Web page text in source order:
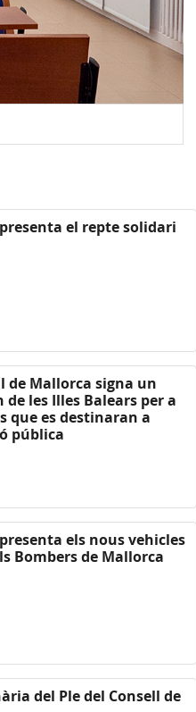
el repte solidari
de Mallorca signa un
les Illes Balears per a
que es destinaran a
pública
els nous vehicles
Bombers de Mallorca
del Ple del Consell de